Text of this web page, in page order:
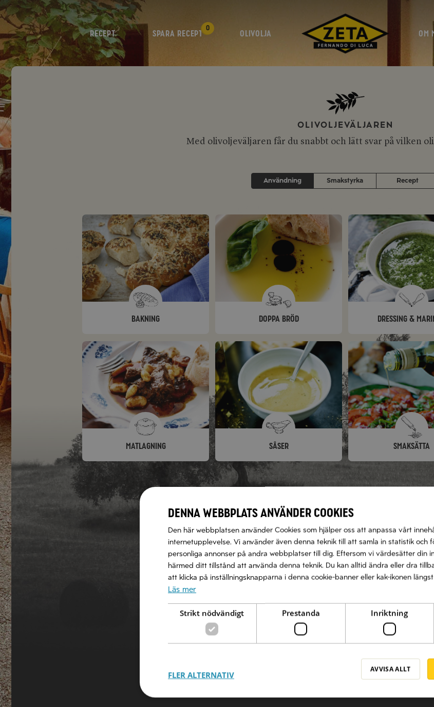
RECEPT SPARA RECEPT
0
OLIVOLJA OM
OLIVOLJEVÄLJAREN
Med olivoljeväljaren får du snabbt och lätt svar på vilken
Användning Smakstyrka Recept
Bakning Doppa bröd Dressing &
Matlagning Såser Smaksätta
OLIVOLJEVÄLJAREN
Om Olivoljeväljaren
COPYRIGHT 2016 © ZETA
Denna webbplats använder cookies
Den här webbplatsen använder Cookies som hjälper oss att anpassa vårt
internetupplevelse. Vi använder även denna teknik till att samla in statistik och
personliga annonser på andra webbplatser till dig. Eftersom vi värdesätter din
härmed ditt tillstånd att använda denna teknik. Du kan alltid ändra eller dra
att klicka på inställningsknapparna i denna cookie-banner eller kak-ikonen
Läs mer
Strikt nödvändigt Prestanda Inriktning
AVVISA ALLT
FLER ALTERNATIV